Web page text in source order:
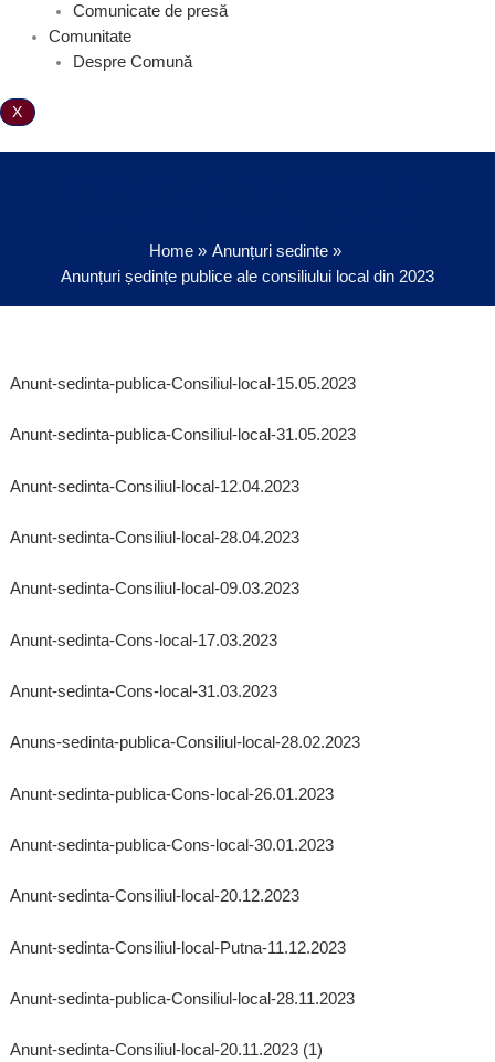
Comunicate de presă
Comunitate
Despre Comună
X
Home
Anunțuri sedinte
Anunțuri ședințe publice ale consiliului local din 2023
Anunt-sedinta-publica-Consiliul-local-15.05.2023
Anunt-sedinta-publica-Consiliul-local-31.05.2023
Anunt-sedinta-Consiliul-local-12.04.2023
Anunt-sedinta-Consiliul-local-28.04.2023
Anunt-sedinta-Consiliul-local-09.03.2023
Anunt-sedinta-Cons-local-17.03.2023
Anunt-sedinta-Cons-local-31.03.2023
Anuns-sedinta-publica-Consiliul-local-28.02.2023
Anunt-sedinta-publica-Cons-local-26.01.2023
Anunt-sedinta-publica-Cons-local-30.01.2023
Anunt-sedinta-Consiliul-local-20.12.2023
Anunt-sedinta-Consiliul-local-Putna-11.12.2023
Anunt-sedinta-publica-Consiliul-local-28.11.2023
Anunt-sedinta-Consiliul-local-20.11.2023 (1)